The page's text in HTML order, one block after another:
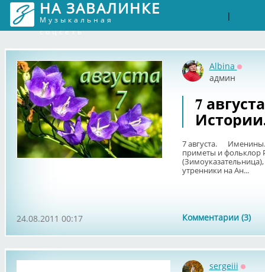
НА ЗАВАЛИНКЕ
Музыкальная
соцсеть
|
Albina
админ
7
7 августа.
приметы и фольклор
утренники на Ан...
Комментарии (3)
24.08.2011 00:17
sergeiii